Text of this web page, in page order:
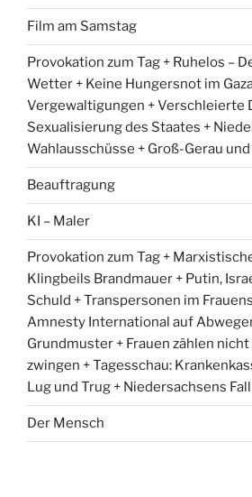
Film am Samstag
Provokation zum Tag + Ruhelos –
Wetter + Keine Hungersnot im
Vergewaltigungen + Verschleierte
Sexualisierung des Staates +
Wahlausschüsse + Groß-Gerau und
Beauftragung
KI – Maler
Provokation zum Tag +
Klingbeils Brandmauer + Putin,
Schuld + Transpersonen im
Amnesty International auf
Grundmuster + Frauen zählen nicht
zwingen + Tagesschau:
Lug und Trug + Niedersachsens Fall
Der Mensch